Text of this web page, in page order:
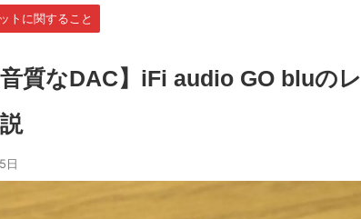
トに関すること
音質なDAC】iFi audio GO bluのレ
日